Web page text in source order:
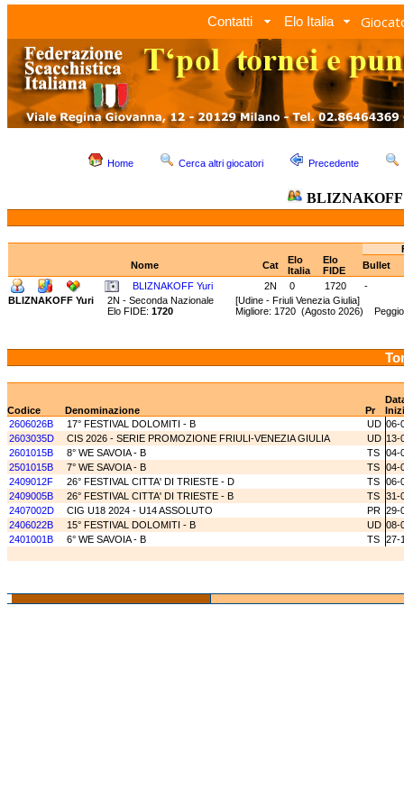
Contatti Elo Italia
Home Cerca altri giocatori Precedente
Nome
Cat
Elo
Italia
Elo
FIDE
Bullet
BLIZNAKOFF Yuri
2N 0 1720
-
BLIZNAKOFF Yuri
2N - Seconda Nazionale [Udine - Friuli Venezia Giulia]
Elo FIDE: 1720 Migliore: 1720 (Agosto 2026)
Codice
Denominazione Pr
2606026B
17° FESTIVAL DOLOMITI - B UD 06-
2603035D
CIS 2026 - SERIE PROMOZIONE FRIULI-VENEZIA GIULIA UD 13-
2601015B
8° WE SAVOIA - B TS 04-
2501015B
7° WE SAVOIA - B TS 04-
2409012F
26° FESTIVAL CITTA' DI TRIESTE - D TS 06-
2409005B
26° FESTIVAL CITTA' DI TRIESTE - B TS 31-
2407002D
CIG U18 2024 - U14 ASSOLUTO PR 29-
2406022B
15° FESTIVAL DOLOMITI - B UD 08-
2401001B
6° WE SAVOIA - B TS 27-